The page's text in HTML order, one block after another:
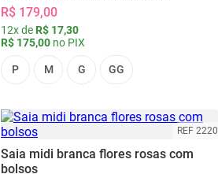
R$ 179,00
12x de R$ 17,30
R$ 175,00 no PIX
P M G GG
REF 2220
Saia midi branca flores rosas com
bolsos